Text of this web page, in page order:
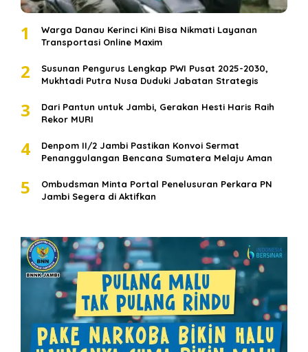
1
Warga Danau Kerinci Kini Bisa Nikmati Layanan
Transportasi Online Maxim
2
Susunan Pengurus Lengkap PWI Pusat 2025-2030,
Mukhtadi Putra Nusa Duduki Jabatan Strategis
3
Dari Pantun untuk Jambi, Gerakan Hesti Haris Raih
Rekor MURI
4
Denpom II/2 Jambi Pastikan Konvoi Sermat
Penanggulangan Bencana Sumatera Melaju Aman
5
Ombudsman Minta Portal Penelusuran Perkara PN
Jambi Segera di Aktifkan